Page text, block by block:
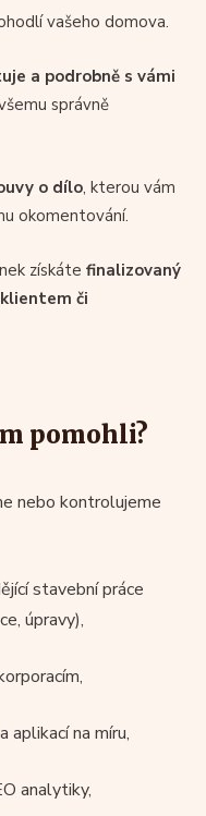
vašeho domova.
a podrobně s vámi
správně
o dílo, kterou vám
okomentování.
získáte finalizovaný
či
pomohli?
nebo kontrolujeme
stavební práce
úpravy),
aplikací na míru,
analytiky,